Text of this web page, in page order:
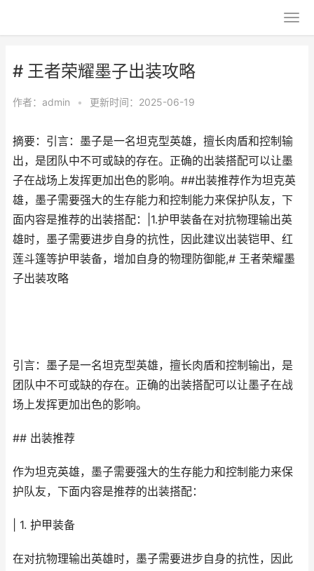
# 王者荣耀墨子出装攻略
作者： admin • 更新时间：2025-06-19
摘要：引言：墨子是一名坦克型英雄，擅长肉盾和控制输
出，是团队中不可或缺的存在。正确的出装搭配可以让墨
子在战场上发挥更加出色的影响。##出装推荐作为坦克英
雄，墨子需要强大的生存能力和控制能力来保护队友，下
面内容是推荐的出装搭配：|1.护甲装备在对抗物理输出英
雄时，墨子需要进步自身的抗性，因此建议出装铠甲、红
莲斗篷等护甲装备，增加自身的物理防御能,# 王者荣耀墨
子出装攻略
引言：墨子是一名坦克型英雄，擅长肉盾和控制输出，是
团队中不可或缺的存在。正确的出装搭配可以让墨子在战
场上发挥更加出色的影响。
## 出装推荐
作为坦克英雄，墨子需要强大的生存能力和控制能力来保
护队友，下面内容是推荐的出装搭配：
| 1. 护甲装备
在对抗物理输出英雄时，墨子需要进步自身的抗性，因此